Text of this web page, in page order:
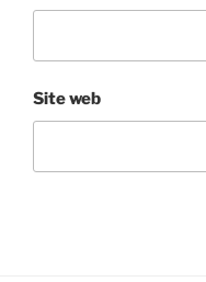
Site web